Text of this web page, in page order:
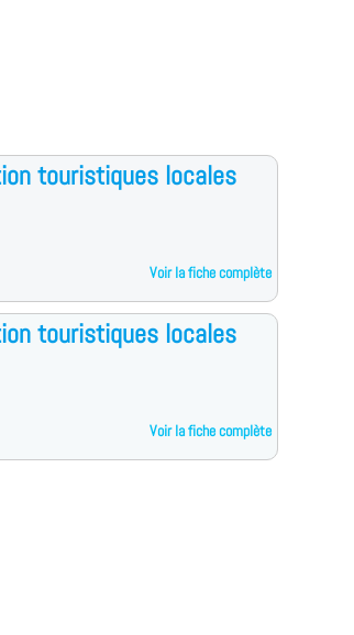
touristiques locales
Voir la fiche complète
touristiques locales
Voir la fiche complète